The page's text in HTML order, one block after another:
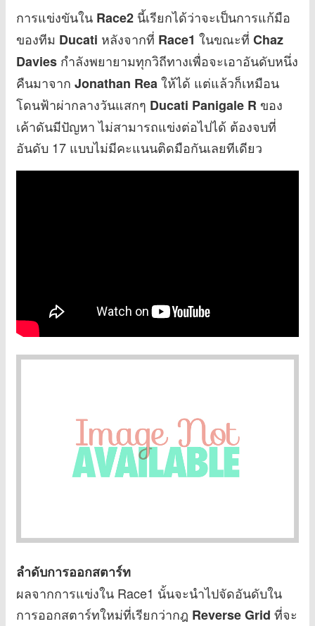
การแข่งขันใน Race2 นี้เรียกได้ว่าจะเป็นการแก้มือ
ของทีม Ducati หลังจากที่ Race1 ในขณะที่ Chaz
Davies กำลังพยายามทุกวิถีทางเพื่อจะเอาอันดับหนึ่ง
คืนมาจาก Jonathan Reaให้ได้ แต่แล้วก็เหมือน
โดนฟ้าผ่ากลางวันแสกๆ Ducati Panigale R ของ
เค้าดันมีปัญหา ไม่สามารถแข่งต่อไปได้ ต้องจบที่
อันดับ 17 แบบไม่มีคะแนนติดมือกันเลยทีเดียว
ลำดับการออกสตาร์ท
ผลจากการแข่งใน Race1 นั้นจะนำไปจัดอันดับใน
การออกสตาร์ทใหม่ที่เรียกว่ากฎ Reverse Grid ที่จะ